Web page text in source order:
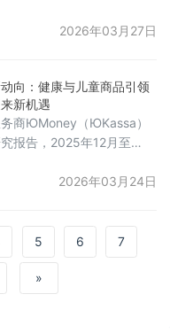
跃客户数量为1260万，同比
、波兰、奥地利、法国和
此外，平台计划将次日达
至50%，并扩充商品品
2026年03月27日
向：健康与儿童商品引领
新机遇
商ЮMoney（ЮKassa）
报告，2025年12月至
体零售额与去年同期基本持
增长9%。膳食补充剂和运
强劲，销售额激增了2.5
倍（增长92%）。与此同
2026年03月24日
5 6 7
»